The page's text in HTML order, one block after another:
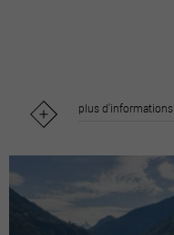
plus d'informations